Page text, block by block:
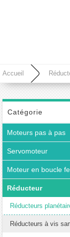
Accueil
63B14/63B5 Rapport 5:1
Catégorie
Moteurs pas à pas
Servomoteur
Moteur en boucle
Réducteur
Réducteurs
Réducteurs à vis